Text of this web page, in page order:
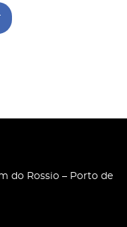
do Rossio – Porto de